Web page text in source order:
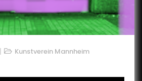
Kunstverein Mannheim